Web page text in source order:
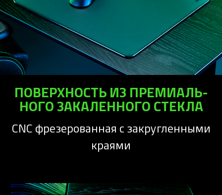
ПОВЕРХНОСТЬ ИЗ ПРЕМИАЛЬ­
НОГО ЗАКАЛЕН­НОГО СТЕКЛА
CNC фрезерованная с закругленными
краями